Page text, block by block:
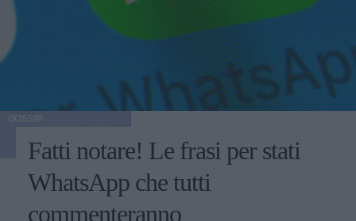
Fatti notare! Le frasi per stati
WhatsApp che tutti
commenteranno